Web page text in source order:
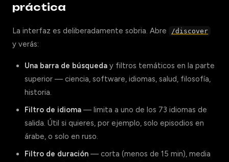
práctica
La interfaz es deliberadamente sobria. Abre /discover
y verás:
Una barra de búsqueda y filtros temáticos en la parte
superior — ciencia, software, idiomas, salud, filosofía,
historia.
Filtro de idioma — limita a uno de los 73 idiomas de
salida. Útil si quieres, por ejemplo, solo episodios en
árabe, o solo en ruso.
Filtro de duración — corta (menos de 15 min), media